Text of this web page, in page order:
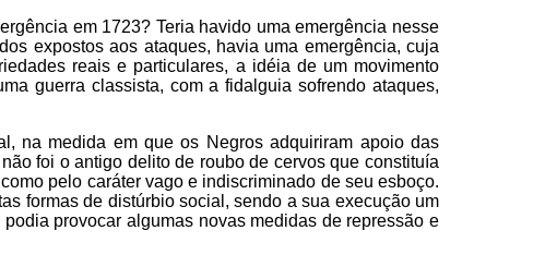
em 1723? Teria havido uma emergência nesse
expostos aos ataques, havia uma emergência, cuja
reais e particulares, a idéia de um movimento
guerra classista, com a fidalguia sofrendo ataques,
na medida em que os Negros adquiriram apoio das
foi o antigo delito de roubo de cervos que constituía
pelo caráter vago e indiscriminado de seu esboço.
formas de distúrbio social, sendo a sua execução um
provocar algumas novas medidas de repressão e